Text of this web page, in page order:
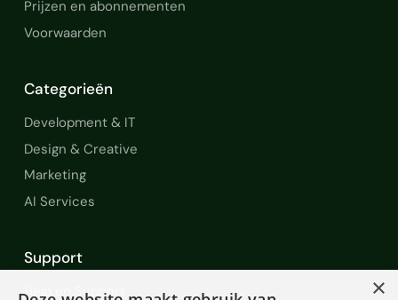
Prijzen en abonnementen
Voorwaarden
Categorieën
Development & IT
Design & Creative
Marketing
AI Services
Support
Help en Support ×